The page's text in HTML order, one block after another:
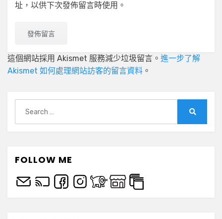
址，以供下次發佈留言時使用。
這個網站採用 Akismet 服務減少垃圾留言。 進一步了解
Akismet 如何處理網站訪客的留言資料 。
for:
FOLLOW ME